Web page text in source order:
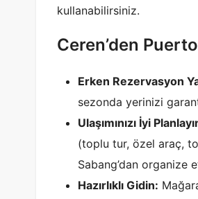
kullanabilirsiniz.
Ceren’den
Erken Rezervasyon
sezonda yerinizi
Ulaşımınızı İyi
(toplu tur, özel araç,
Sabang’dan organize
Hazırlıklı Gidin: